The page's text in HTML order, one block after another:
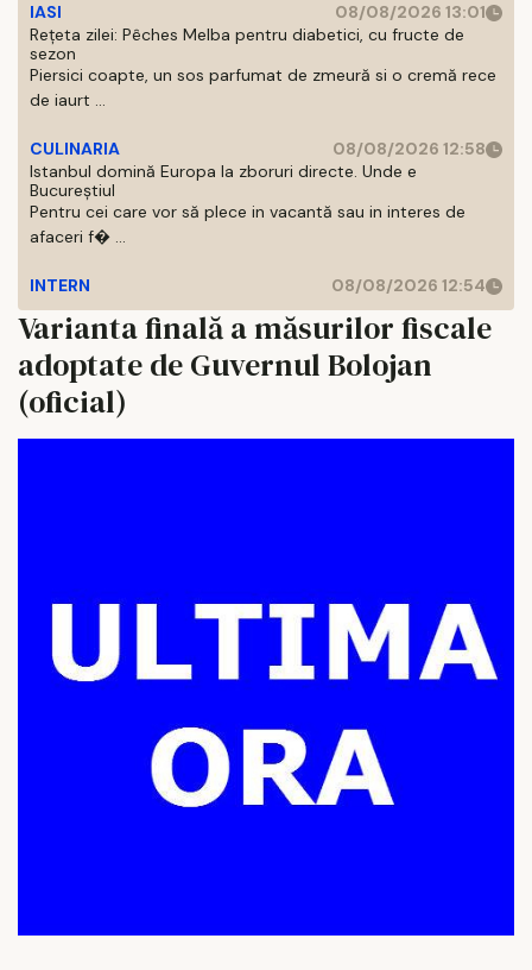
IASI
08/08/2026 13:01
Rețeta zilei: Pêches Melba pentru diabetici, cu fructe de
sezon
Piersici coapte, un sos parfumat de zmeură si o cremă rece
de iaurt ...
CULINARIA
08/08/2026 12:58
Istanbul domină Europa la zboruri directe. Unde e
Bucureștiul
Pentru cei care vor să plece in vacantă sau in interes de
afaceri f� ...
INTERN 08/08/2026 12:54
Varianta finală a măsurilor fiscale
adoptate de Guvernul Bolojan
(oficial)